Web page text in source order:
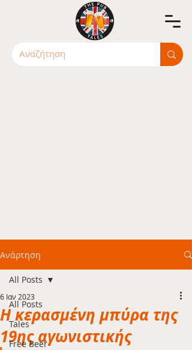
Ανάρτηση
All Posts
Tales
Free Beer
All Posts
Η κερασμένη μπύρα της
19ης αγωνιστικής
6 Ιαν 2023